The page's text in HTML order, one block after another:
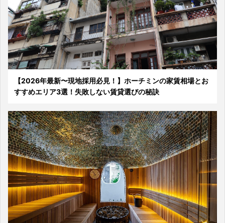
【2026年最新〜現地採用必見！】ホーチミンの家賃相場とお
すすめエリア3選！失敗しない賃貸選びの秘訣